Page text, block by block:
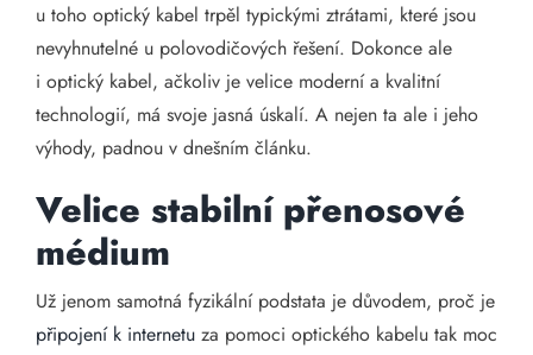
u toho optický kabel trpěl typickými ztrátami, které jsou
nevyhnutelné u polovodičových řešení. Dokonce ale
i optický kabel, ačkoliv je velice moderní a kvalitní
technologií, má svoje jasná úskalí. A nejen ta ale i jeho
výhody, padnou v dnešním článku.
Velice stabilní přenosové
médium
Už jenom samotná fyzikální podstata je důvodem, proč je
připojení k internetu za pomoci optického kabelu tak moc